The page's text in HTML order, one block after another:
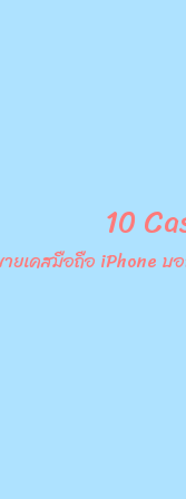
10
ายเคสมือถือ iPhone บ